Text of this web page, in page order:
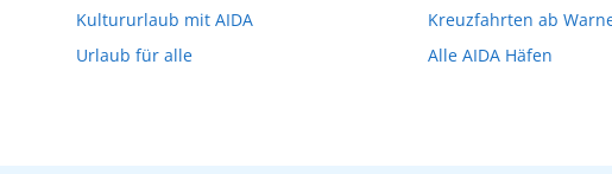
Kultururlaub mit AIDA
Urlaub für alle
Kreuzfahrten ab
Alle AIDA Häfen